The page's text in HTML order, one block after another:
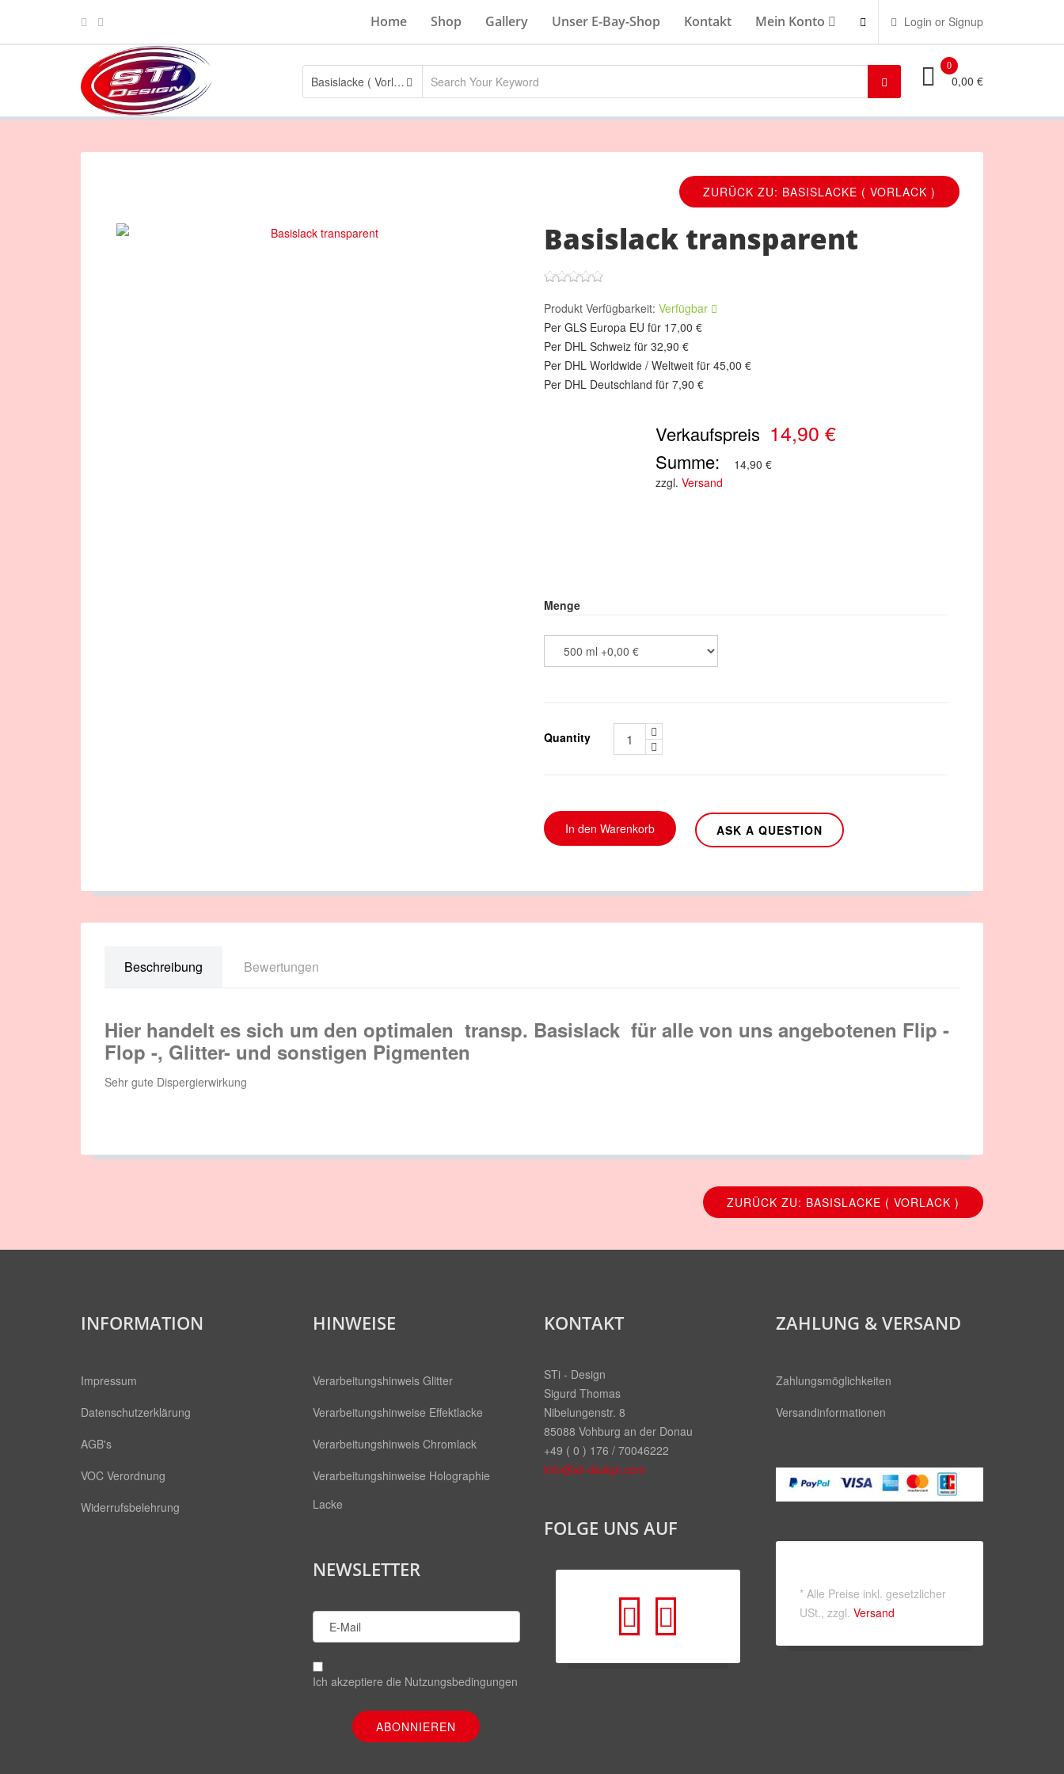
Home Shop Gallery Unser E-Bay-Shop Kontakt Mein Konto Login or Signup
0
0,00 €
Basislacke ( Vorlack )
ZURÜCK ZU: BASISLACKE ( VORLACK )
Basislack transparent
Produkt Verfügbarkeit: Verfügbar
Per GLS Europa EU für 17,00 €
Per DHL Schweiz für 32,90 €
Per DHL Worldwide / Weltweit für 45,00 €
Per DHL Deutschland für 7,90 €
Verkaufspreis 14,90 €
Summe:
14,90 €
zzgl. Versand
Menge
Quantity
ASK A QUESTION
Beschreibung Bewertungen
Hier handelt es sich um den optimalen transp. Basislack für alle von uns angebotenen Flip -
Flop -, Glitter- und sonstigen Pigmenten
Sehr gute Dispergierwirkung
ZURÜCK ZU: BASISLACKE ( VORLACK )
INFORMATION
Impressum
Datenschutzerklärung
AGB's
VOC Verordnung
Widerrufsbelehrung
HINWEISE
Verarbeitungshinweis Glitter
Verarbeitungshinweise Effektlacke
Verarbeitungshinweis Chromlack
Verarbeitungshinweise Holographie
Lacke
NEWSLETTER
Ich akzeptiere die Nutzungsbedingungen
KONTAKT
STi - Design
Sigurd Thomas
Nibelungenstr. 8
85088 Vohburg an der Donau
+49 ( 0 ) 176 / 70046222
info@sti-design.com
FOLGE UNS AUF
fa-
facebook-
fa-
youtube
ZAHLUNG & VERSAND
Zahlungsmöglichkeiten
Versandinformationen
*Alle Preise inkl. gesetzlicher
USt., zzgl. Versand